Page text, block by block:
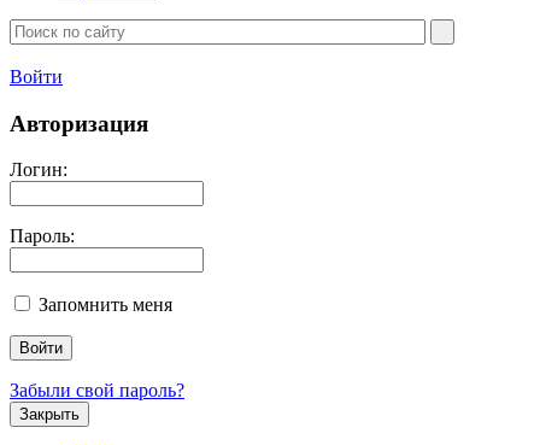
Войти
Авторизация
Логин:
Пароль:
Запомнить меня
Забыли свой пароль?
Закрыть